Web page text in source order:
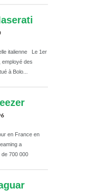
italienne Le 1er
employé des
à Bolo...
en France en
a
700 000